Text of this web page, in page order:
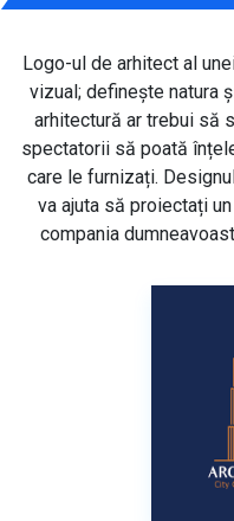
Logo-ul de arhitect al
vizual; definește natura
arhitectură ar trebui să
spectatorii să poată
care le furnizați.
va ajuta să proiectați
compania